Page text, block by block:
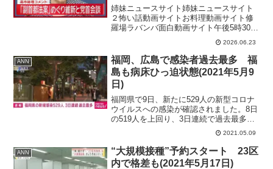
日) ANN/テレ朝
姉妹ニュースサイト姉妹ニュースサイト
２怖い話動画サイトお料理動画サイト修
羅場ラバンバ面白動画サイト午後5時30分
から自民・高市総理大臣と維新・吉村代
表が党首会談を行います。終了後の高市
総理のコメントをライブで配信します。
▼食料品の消費減税 ...
2026.06.23
ANN
福岡、広島で感染者過去最多 福
島も病床ひっ迫状態(2021年5月9
日)
福岡県で9日、新たに529人の新型コロナ
ウイルスへの感染が確認されました。8日
の519人を上回り、3日連続で過去最多を
更新しました。亡くなった人は3人でし
た。 福島県は9日、一日としては最も多
い74人の新型コロナウイルスへの感染を
発表しまし...
2021.05.09
ANN
“大規模接種”予約スタート 23区
内で格差も(2021年5月17日)